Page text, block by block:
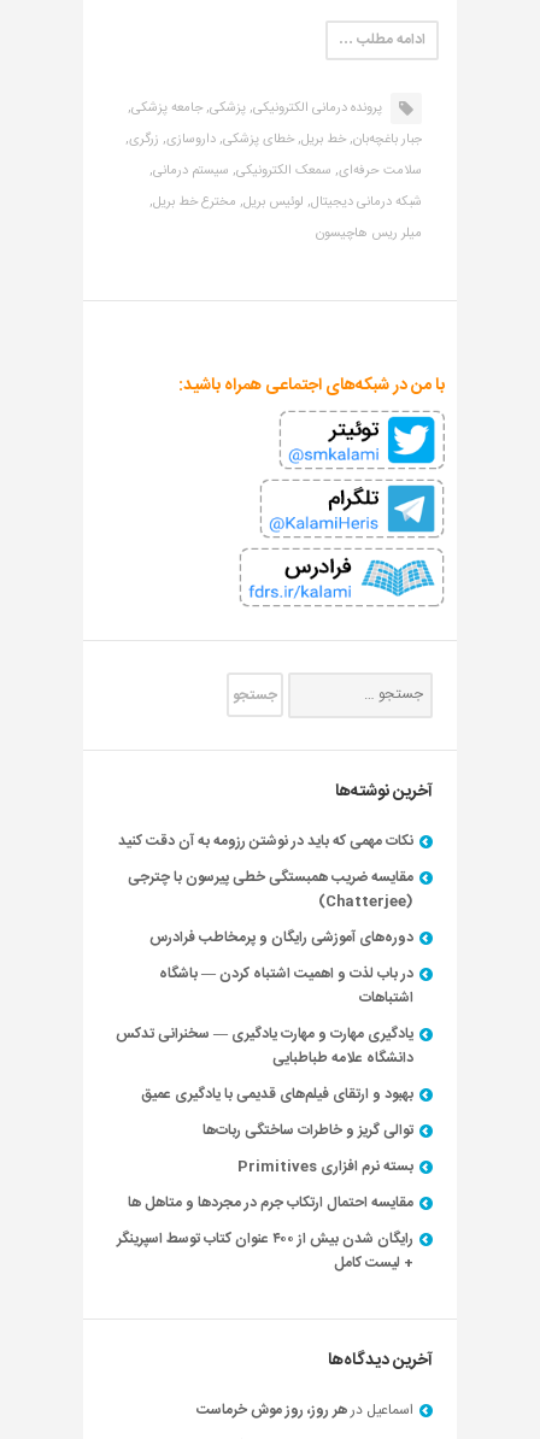
ادامه مطلب …
پرونده درمانی الکترونیکی,پزشکی,جامعه پزشکی,
جبار باغچه‌بان,خط بریل,خطای پزشکی,داروسازی, زرگری,
سلامت حرفه‌ای, سمعک الکترونیکی, سیستم درمانی,
شبکه درمانی دیجیتال, لوئیس بریل, مخترع خط بریل,
میلر ریس هاچیسون
با من در شبکه‌های اجتماعی همراه باشید:
آخرین نوشته‌ها
نکات مهمی که باید در نوشتن رزومه به آن دقت کنید
مقایسه ضریب همبستگی خطی پیرسون با چترجی
(Chatterjee)
دوره‌های آموزشی رایگان و پرمخاطب فرادرس
در باب لذت و اهمیت اشتباه کردن — باشگاه
اشتباهات
یادگیری مهارت و مهارت یادگیری — سخنرانی تدکس
دانشگاه علامه طباطبایی
بهبود و ارتقای فیلم‌های قدیمی با یادگیری عمیق
توالی گریز و خاطرات ساختگی ربات‌ها
بسته نرم افزاری Primitives
مقایسه احتمال ارتکاب جرم در مجردها و متاهل ها
رایگان شدن بیش از ۴۰۰ عنوان کتاب توسط اسپرینگر
+ لیست کامل
آخرین دیدگاه‌ها
اسماعیل درهر روز، روز موش خرماست